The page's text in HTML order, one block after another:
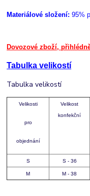
Materiálové složení: 95%
Dovozové zboží,
Tabulka velikostí
Tabulka velikostí
Velikosti
pro
objednání
Velikost
konfekční
S S - 36
M M - 38